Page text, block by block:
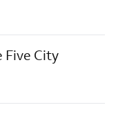
Five City